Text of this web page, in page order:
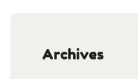
Archives